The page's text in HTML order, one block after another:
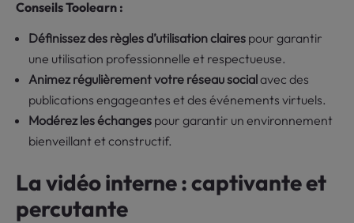
Conseils Toolearn :
Définissez des règles d’utilisation claires pour garantir
une utilisation professionnelle et respectueuse.
Animez régulièrement votre réseau socialavec des
publications engageantes et des événements virtuels.
Modérez les échanges pour garantir un environnement
bienveillant et constructif.
La vidéo interne : captivante et
percutante